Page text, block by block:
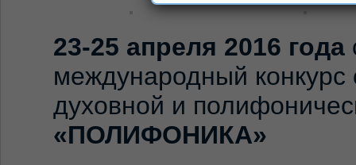
23-25 апреля 2016 года
международный
духовной и
«ПОЛИФОНИКА»